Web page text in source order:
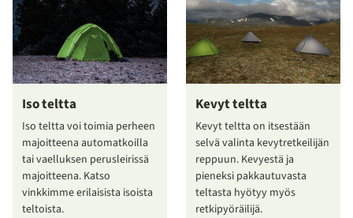
Iso teltta
Iso teltta voi toimia perheen
majoitteena automatkoilla
tai vaelluksen perusleirissä
majoitteena. Katso
vinkkimme erilaisista isoista
teltoista.
Kevyt teltta
Kevyt teltta on itsestään
selvä valinta kevytretkeilijän
reppuun. Kevyestä ja
pieneksi pakkautuvasta
teltasta hyötyy myös
retkipyöräilijä.